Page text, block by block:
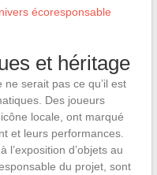
écoresponsable
et héritage
ne serait pas ce qu’il est
Des joueurs
locale, ont marqué
et leurs performances.
d’objets au
du projet, sont